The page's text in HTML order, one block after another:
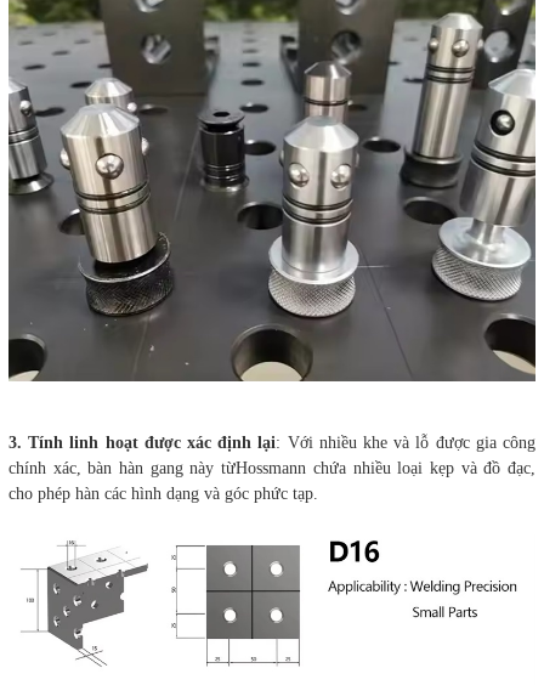
3. Tính linh hoạt được xác định lại: Với nhiều khe và lỗ được gia công
chính xác, bàn hàn gang này từHossmann chứa nhiều loại kẹp và đồ đạc,
cho phép hàn các hình dạng và góc phức tạp.